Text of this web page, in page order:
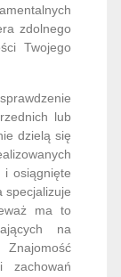
zdolnego
Twojego
lub
dzielą się
i osiągnięte
specjalizuje
ma to
na
zachowań